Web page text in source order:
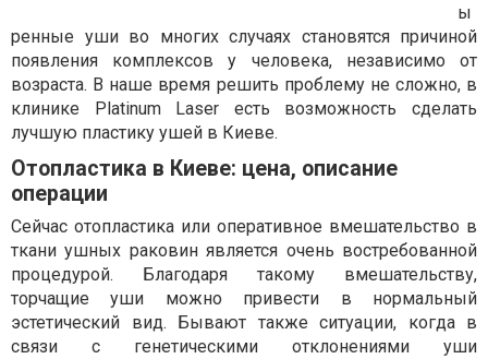
ы
ренные уши во многих случаях становятся причиной
появления комплексов у человека, независимо от
возраста. В наше время решить проблему не сложно, в
клинике Platinum Laser есть возможность сделать
лучшую пластику ушей в Киеве.
Отопластика в Киеве: цена, описание
операции
Сейчас отопластика или оперативное вмешательство в
ткани ушных раковин является очень востребованной
процедурой. Благодаря такому вмешательству,
торчащие уши можно привести в нормальный
эстетический вид. Бывают также ситуации, когда в
связи с генетическими отклонениями уши